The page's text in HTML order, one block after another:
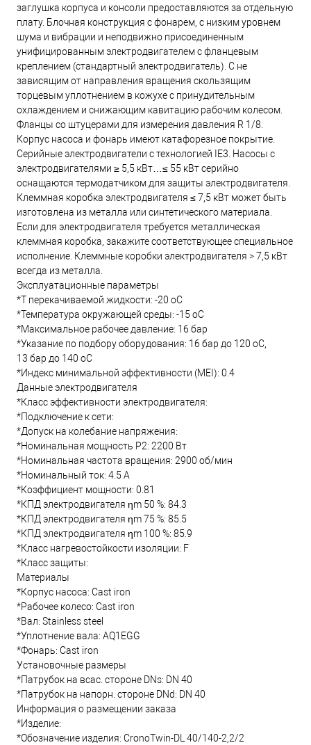
заглушка корпуса и консоли предоставляются за отдельную
плату. Блочная конструкция с фонарем, с низким уровнем
шума и вибрации и неподвижно присоединенным
унифицированным электродвигателем с фланцевым
креплением (стандартный электродвигатель). С не
зависящим от направления вращения скользящим
торцевым уплотнением в кожухе с принудительным
охлаждением и снижающим кавитацию рабочим колесом.
Фланцы со штуцерами для измерения давления R 1/8.
Корпус насоса и фонарь имеют катафорезное покрытие.
Серийные электродвигатели с технологией IE3. Насосы с
электродвигателями ≥ 5,5 кВт…≤ 55 кВт серийно
оснащаются термодатчиком для защиты электродвигателя.
Клеммная коробка электродвигателя ≤ 7,5 кВт может быть
изготовлена из металла или синтетического материала.
Если для электродвигателя требуется металлическая
клеммная коробка, закажите соответствующее специальное
исполнение. Клеммные коробки электродвигателя > 7,5 кВт
всегда из металла.
Эксплуатационные параметры
*T перекачиваемой жидкости: -20 oC
*Температура окружающей среды: -15 oC
*Максимальное рабочее давление: 16 бар
*Указание по подбору оборудования: 16 бар до 120 oC,
13 бар до 140 oC
*Индекс минимальной эффективности (MEI): 0.4
Данные электродвигателя
*Класс эффективности электродвигателя:
*Подключение к сети:
*Допуск на колебание напряжения:
*Номинальная мощность Р2: 2200 Вт
*Номинальная частота вращения: 2900 об/мин
*Номинальный ток: 4.5 А
*Коэффициент мощности: 0.81
*КПД электродвигателя ηm 50 %: 84.3
*КПД электродвигателя ηm 75 %: 85.5
*КПД электродвигателя ηm 100 %: 85.9
*Класс нагревостойкости изоляции: F
*Класс защиты:
Материалы
*Корпус насоса: Cast iron
*Рабочее колесо: Cast iron
*Вал: Stainless steel
*Уплотнение вала: AQ1EGG
*Фонарь: Cast iron
Установочные размеры
*Патрубок на всас. стороне DNs: DN 40
*Патрубок на напорн. стороне DNd: DN 40
Информация о размещении заказа
*Изделие:
*Обозначение изделия: CronoTwin-DL 40/140-2,2/2